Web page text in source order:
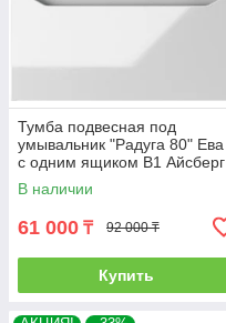
Тумба подвесная под
умывальник "Радуга 80" Ева
с одним ящиком В1 Айсберг
В наличии
61 000 ₸ 92 000 ₸
Купить